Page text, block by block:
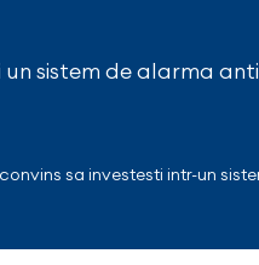
sistem de alarma
sa investesti intr-un